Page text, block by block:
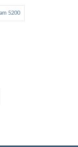
5200